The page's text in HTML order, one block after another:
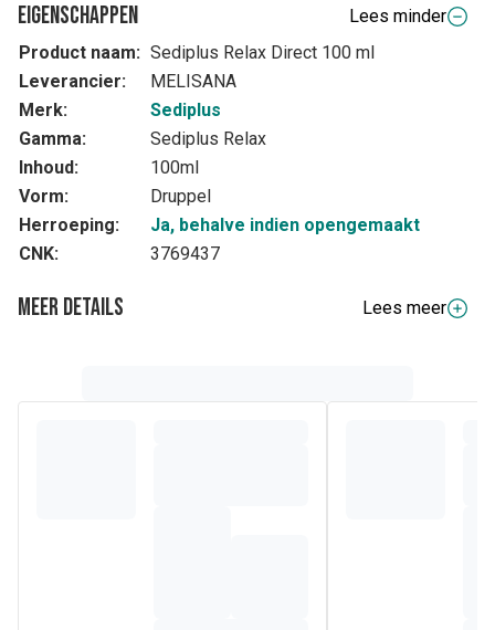
Eigenschappen
Lees minder
Product naam: Sediplus Relax Direct 100 ml
Leverancier:
MELISANA
Merk:
Sediplus
Gamma:
Sediplus Relax
Inhoud:
100ml
Vorm:
Druppel
Herroeping:
Ja, behalve indien opengemaakt
CNK:
3769437
Meer details
Lees meer
nervositeit, kortstondige stress en spanning. Deze